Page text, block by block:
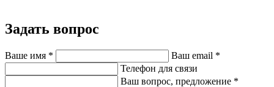
Задать вопрос
Ваше имя * Ваш email *
Телефон для связи
Ваш вопрос, предложение *